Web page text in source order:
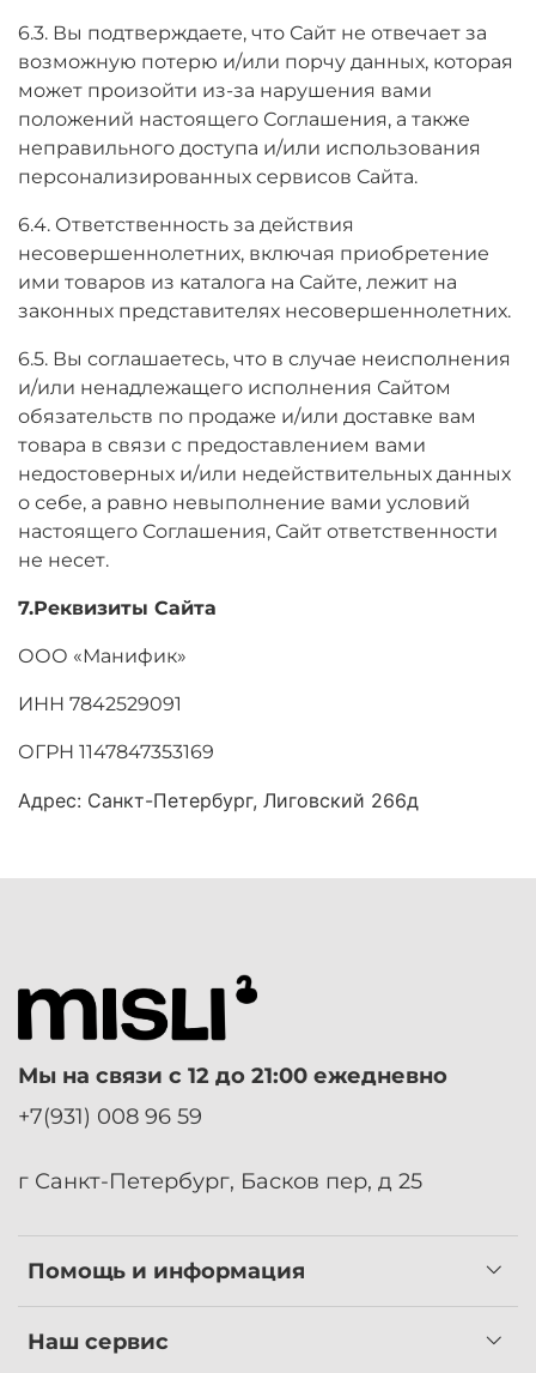
6.3. Вы подтверждаете, что Сайт не отвечает за
возможную потерю и/или порчу данных, которая
может произойти из-за нарушения вами
положений настоящего Соглашения, а также
неправильного доступа и/или использования
персонализированных сервисов Сайта.
6.4. Ответственность за действия
несовершеннолетних, включая приобретение
ими товаров из каталога на Сайте, лежит на
законных представителях несовершеннолетних.
6.5. Вы соглашаетесь, что в случае неисполнения
и/или ненадлежащего исполнения Сайтом
обязательств по продаже и/или доставке вам
товара в связи с предоставлением вами
недостоверных и/или недействительных данных
о себе, а равно невыполнение вами условий
настоящего Соглашения, Сайт ответственности
не несет.
7.Реквизиты Сайта
ООО «Манифик»
ИНН 7842529091
ОГРН 1147847353169
Адрес: Санкт-Петербург, Лиговский 266д
Помощь и информация
Наш сервис
Мы на связи с 12 до 21:00 ежедневно
+7(931) 008 96 59
г Санкт-Петербург, Басков пер, д 25